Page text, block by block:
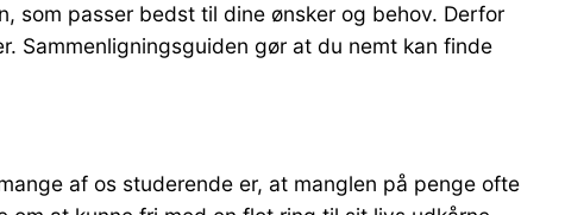
som passer bedst til dine ønsker og behov. Derfor
gør at du nemt kan finde
af os studerende er, at manglen på penge ofte